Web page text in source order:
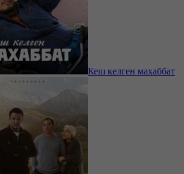
Кеш келген махаббат